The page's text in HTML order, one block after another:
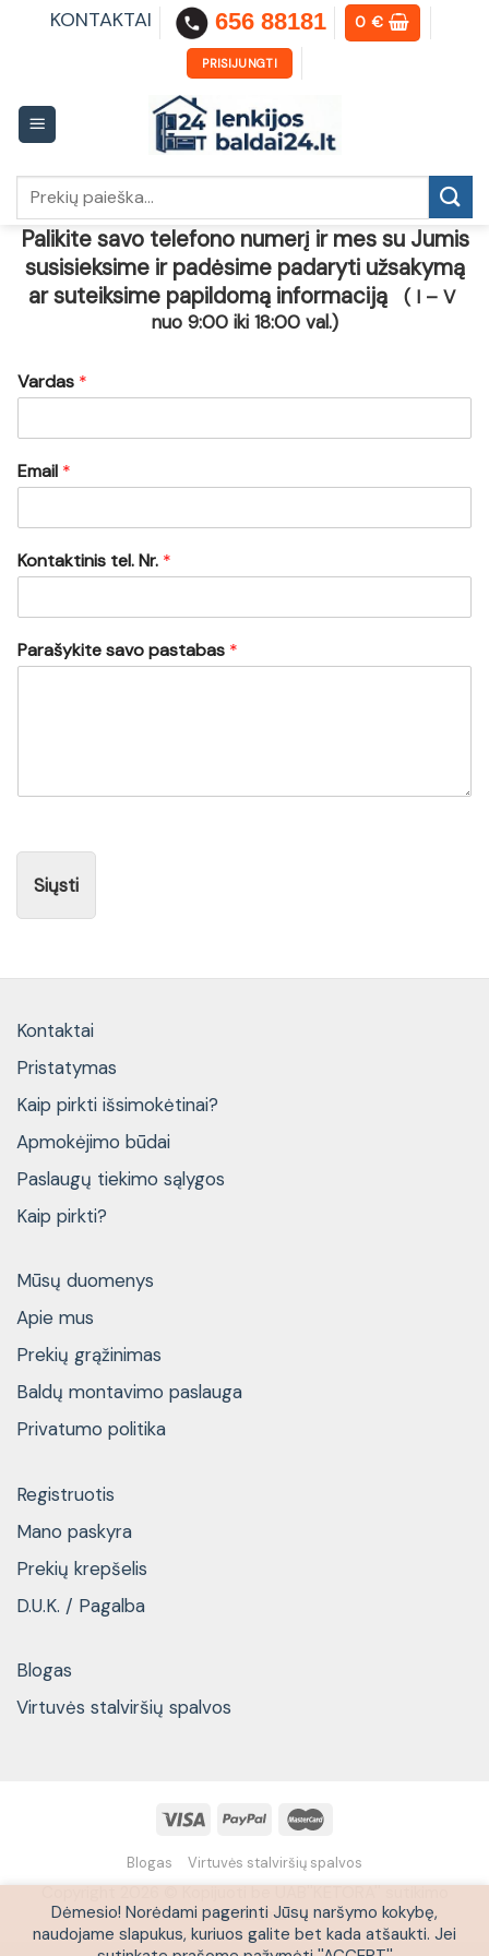
KONTAKTAI 656 88181 0€
PRISIJUNGTI
Palikite savo telefono numerį ir mes su Jumis
susisieksime ir padėsime padaryti užsakymą
ar suteiksime papildomą informaciją ( I – V
nuo 9:00 iki 18:00 val.)
Vardas *
Email *
Kontaktinis tel. Nr. *
Parašykite savo pastabas *
Siųsti
Kontaktai
Pristatymas
Kaip pirkti išsimokėtinai?
Apmokėjimo būdai
Paslaugų tiekimo sąlygos
Kaip pirkti?
Mūsų duomenys
Apie mus
Prekių grąžinimas
Baldų montavimo paslauga
Privatumo politika
Registruotis
Mano paskyra
Prekių krepšelis
D.U.K. / Pagalba
Blogas
Virtuvės stalviršių spalvos
Blogas Virtuvės stalviršių spalvos
draudžiama
Dėmesio! Norėdami pagerinti Jūsų naršymo kokybę,
naudojame slapukus, kuriuos galite bet kada atšaukti. Jei